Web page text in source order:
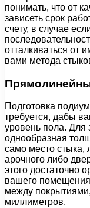
понимать, что от
зависеть срок
счету, в случае
отталкиваться от
вами метода
Подготовка
требуется, дабы
уровень пола. Для
однообразная
само место
арочного либо
этого достаточно
вашего
между
миллиметров.